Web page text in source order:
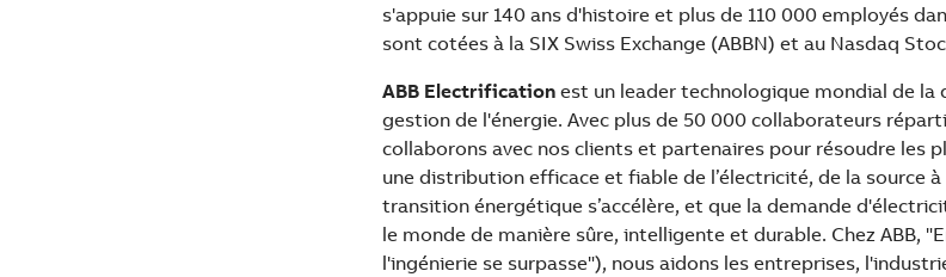
s'appuie sur 140 ans d'histoire et plus de 110 000 employés
sont cotées à la SIX Swiss Exchange (ABBN) et au Nasdaq
ABB Electrification est un leader technologique mondial de
gestion de l'énergie. Avec plus de 50 000 collaborateurs
collaborons avec nos clients et partenaires pour résoudre les
une distribution efficace et fiable de l’électricité, de la source à
transition énergétique s’accélère, et que la demande
le monde de manière sûre, intelligente et durable. Chez ABB,
l'ingénierie se surpasse"), nous aidons les entreprises,